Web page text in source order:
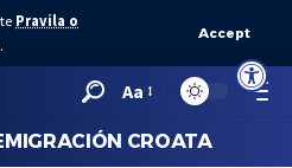
Abrir
Pravila o
.
Accept
Aa
CROATA